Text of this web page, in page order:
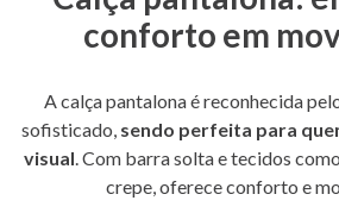
conforto em
A calça pantalona é reconhecida
sofisticado, sendo perfeita para
visual. Com barra solta e tecidos
crepe, oferece conforto e